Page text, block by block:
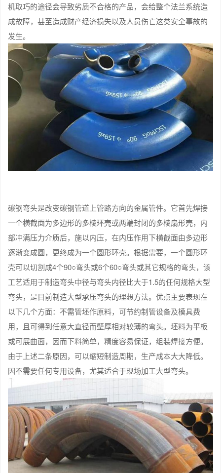
机取巧的途径会导致劣质不合格的产品，会给整个法兰系统造
成故障，甚至造成财产经济损失以及人员伤亡这类安全事故的
发生。
碳钢弯头是改变碳钢管道上管路方向的金属管件。它首先焊接
一个横截面为多边形的多棱环壳或两端封闭的多棱扇形壳，内
部冲满压力介质后，施以内压，在内压作用下横截面由多边形
逐渐变成圆，更终成为一个圆形环壳。根据需要，一个圆形环
壳可以切割成4个90○弯头或6个60○弯头或其它规格的弯头，该
工艺适用于制造弯头中径与弯头内径比大于1.5的任何规格大型
弯头，是目前制造大型承压弯头的理想方法。优点主要表现在
以下几个方面：不需管坯作原料，可节约制管设备及模具费
用，且可得到任意大直径而壁厚相对较薄的弯头。坯料为平板
或可展曲面，因而下料简单，精度容易保证，组装焊接方便。
由于上述二条原因，可以缩短制造周期，生产成本大大降低。
因不需要任何专用设备，尤其适合于现场加工大型弯头。